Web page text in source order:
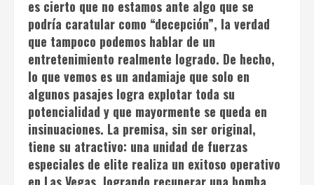
es cierto que no estamos ante algo que se
podría caratular como “decepción”, la verdad
que tampoco podemos hablar de un
entretenimiento realmente logrado. De hecho,
lo que vemos es un andamiaje que solo en
algunos pasajes logra explotar toda su
potencialidad y que mayormente se queda en
insinuaciones. La premisa, sin ser original,
tiene su atractivo: una unidad de fuerzas
especiales de elite realiza un exitoso operativo
en Las Vegas, logrando recuperar una bomba